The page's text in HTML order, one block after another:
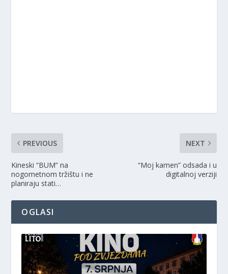
PREVIOUS
Kineski “BUM” na
nogometnom tržištu i ne
planiraju stati…
NEXT
“Moj kamen” odsada i u
digitalnoj verziji
OGLASI